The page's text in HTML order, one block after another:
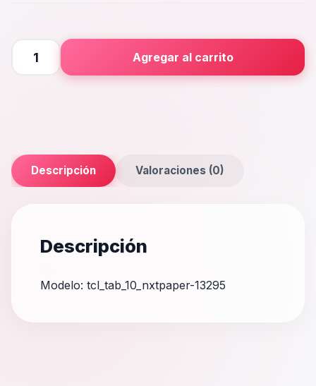
Placa Principal
Agregar al carrito
Descripción Valoraciones (0)
Descripción
Modelo: tcl_tab_10_nxtpaper-13295